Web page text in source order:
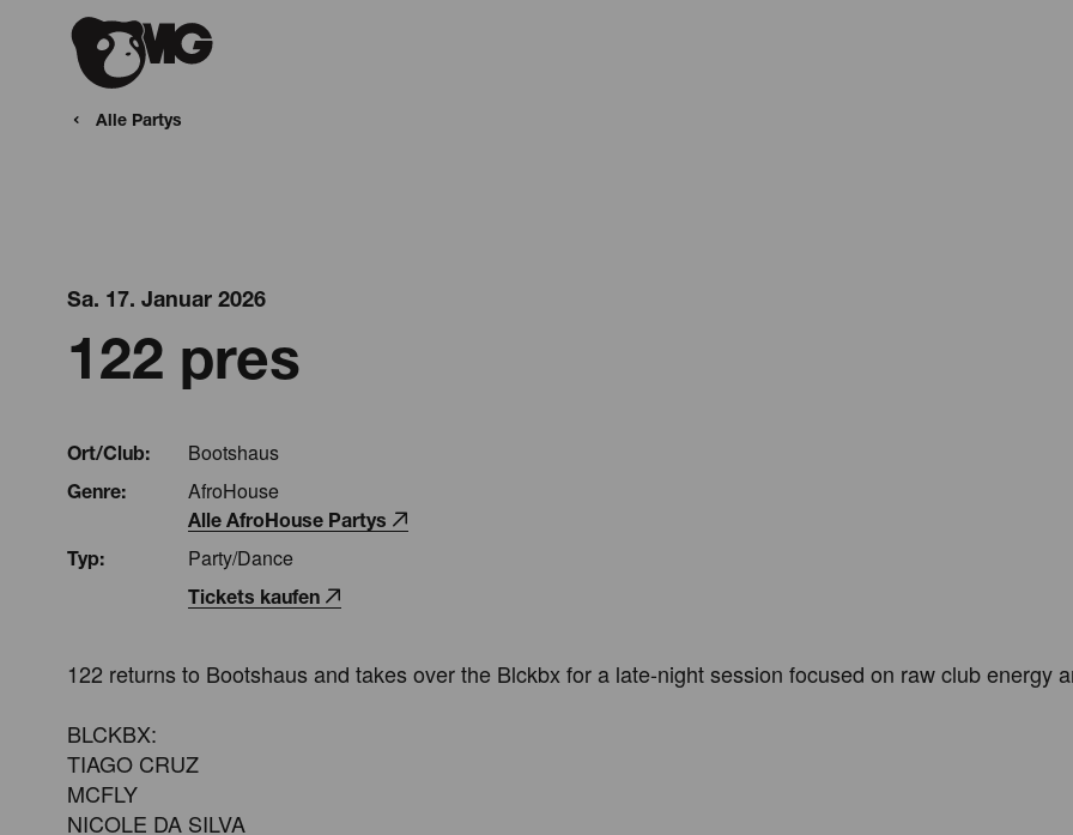
Alle Partys
Sa. 17. Januar 2026
122 pres
Ort/Club: Bootshaus
Genre: AfroHouse
Alle AfroHouse Partys
Typ:
Party/Dance
Tickets kaufen
122 returns to Bootshaus and takes over the Blckbx for a late-night session focused on raw club energy
BLCKBX:
TIAGO CRUZ
MCFLY
NICOLE DA SILVA